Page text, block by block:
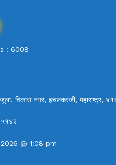
: 6008
विकास नगर, इचलकरंजी, महाराष्ट्र,
@ 1:08 pm